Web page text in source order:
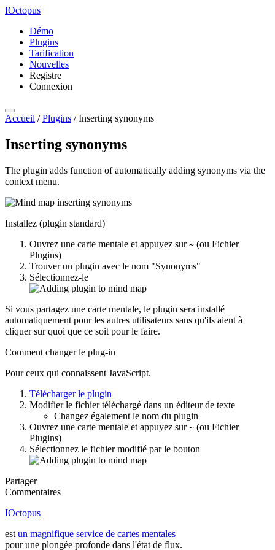
IOctopus
Démo
Plugins
Tarification
Nouvelles
Registre
Connexion
Accueil / Plugins /Inserting synonyms
Inserting synonyms
The plugin adds function of automatically adding synonyms via the
context menu.
Installez (plugin standard)
Ouvrez une carte mentale et appuyez sur ~ (ou Fichier
Plugins)
Trouver un plugin avec le nom "Synonyms"
Sélectionnez-le
Si vous partagez une carte mentale, le plugin sera installé
automatiquement pour les autres utilisateurs sans qu'ils aient à
cliquer sur quoi que ce soit pour le faire.
Comment changer le plug-in
Pour ceux qui connaissent JavaScript.
Télécharger le plugin
Modifier le fichier téléchargé dans un éditeur de texte
Changez également le nom du plugin
Ouvrez une carte mentale et appuyez sur ~ (ou Fichier
Plugins)
Sélectionnez le fichier modifié par le bouton
Partager
Commentaires
IOctopus
est un magnifique service de cartes mentales
pour une plongée profonde dans l'état de flux.